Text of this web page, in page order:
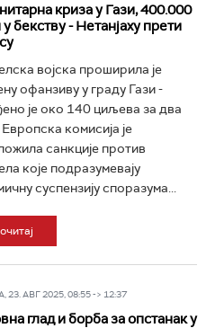
криза у Гази, 400.000
бекству - Нетанјаху прети
војска проширила је
офанзиву у граду Гази -
је око 140 циљева за два
комисија је
санкције против
које подразумевају
суспензију споразума...
23. АВГ 2025, 08:55 -> 12:37
глад и борба за опстанак у